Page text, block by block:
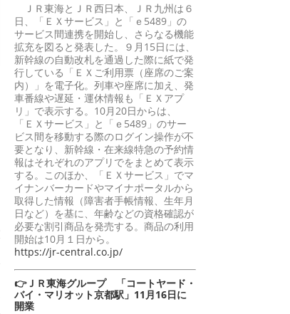
ＪＲ東海とＪＲ西日本、ＪＲ九州は６
日、「ＥＸサービス」と「ｅ5489」の
サービス間連携を開始し、さらなる機能
拡充を図ると発表した。９月15日には、
新幹線の自動改札を通過した際に紙で発
行している「ＥＸご利用票（座席のご案
内）」を電子化。列車や座席に加え、発
車番線や遅延・運休情報も「ＥＸアプ
リ」で表示する。10月20日からは、
「ＥＸサービス」と「ｅ5489」のサー
ビス間を移動する際のログイン操作が不
要となり、新幹線・在来線特急の予約情
報はそれぞれのアプリでをまとめて表示
する。このほか、「ＥＸサービス」でマ
イナンバーカードやマイナポータルから
取得した情報（障害者手帳情報、生年月
日など）を基に、年齢などの資格確認が
必要な割引商品を発売する。商品の利用
開始は10月１日から。
https://jr-central.co.jp/
👉ＪＲ東海グループ 「コートヤード・
バイ・マリオット京都駅」11月16日に
開業